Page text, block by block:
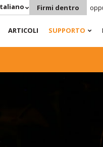
Firmi dentro
ARTICOLI SUPPORTO